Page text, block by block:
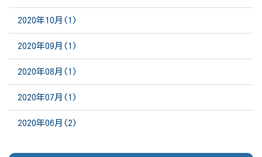
2020年10月(1)
2020年09月(1)
2020年08月(1)
2020年07月(1)
2020年06月(2)